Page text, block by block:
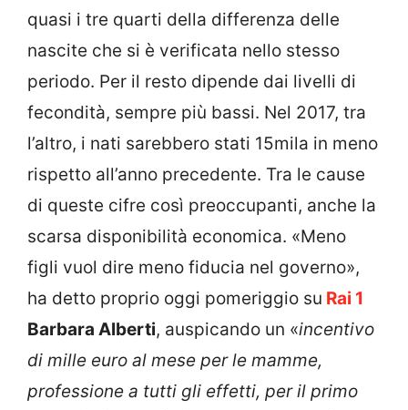
quasi i tre quarti della differenza delle
nascite che si è verificata nello stesso
periodo. Per il resto dipende dai livelli di
fecondità, sempre più bassi. Nel 2017, tra
l’altro, i nati sarebbero stati 15mila in meno
rispetto all’anno precedente. Tra le cause
di queste cifre così preoccupanti, anche la
scarsa disponibilità economica. «Meno
figli vuol dire meno fiducia nel governo»,
ha detto proprio oggi pomeriggio su Rai 1
Barbara Alberti, auspicando un «incentivo
di mille euro al mese per le mamme,
professione a tutti gli effetti, per il primo